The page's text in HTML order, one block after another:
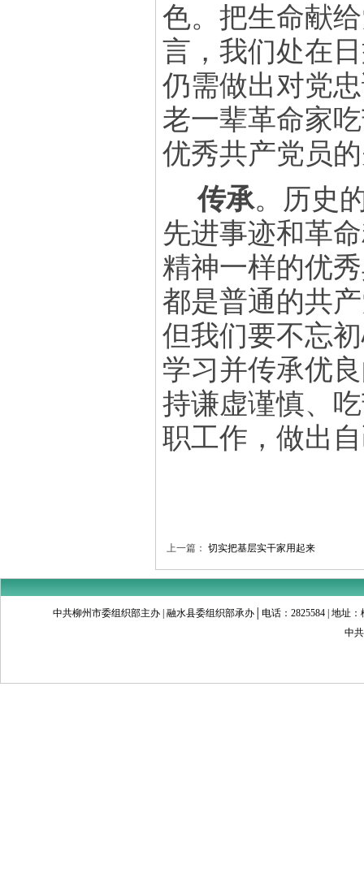
色。把生命献
言，我们处在
仍需做出对党
老一辈革命家
优秀共产党员
传承。历史
先进事迹和革
精神一样的优
都是普通的共
但我们要不忘
学习并传承优
持谦虚谨慎、
职工作，做出
上一篇： 切实把基层实干家用起来
中共柳州市委组织部主办 | 融水县委组织部承办│电话：2825584 | 地址
中